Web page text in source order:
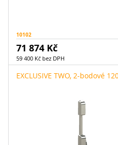
10102
71 874 Kč
59 400 Kč bez DPH
EXCLUSIVE TWO, 2-bodové